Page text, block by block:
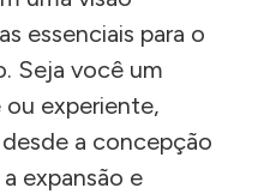
essenciais para o
Seja você um
experiente,
a concepção
expansão e